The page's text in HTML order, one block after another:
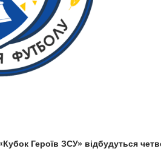
Героїв ЗСУ» відбудуться